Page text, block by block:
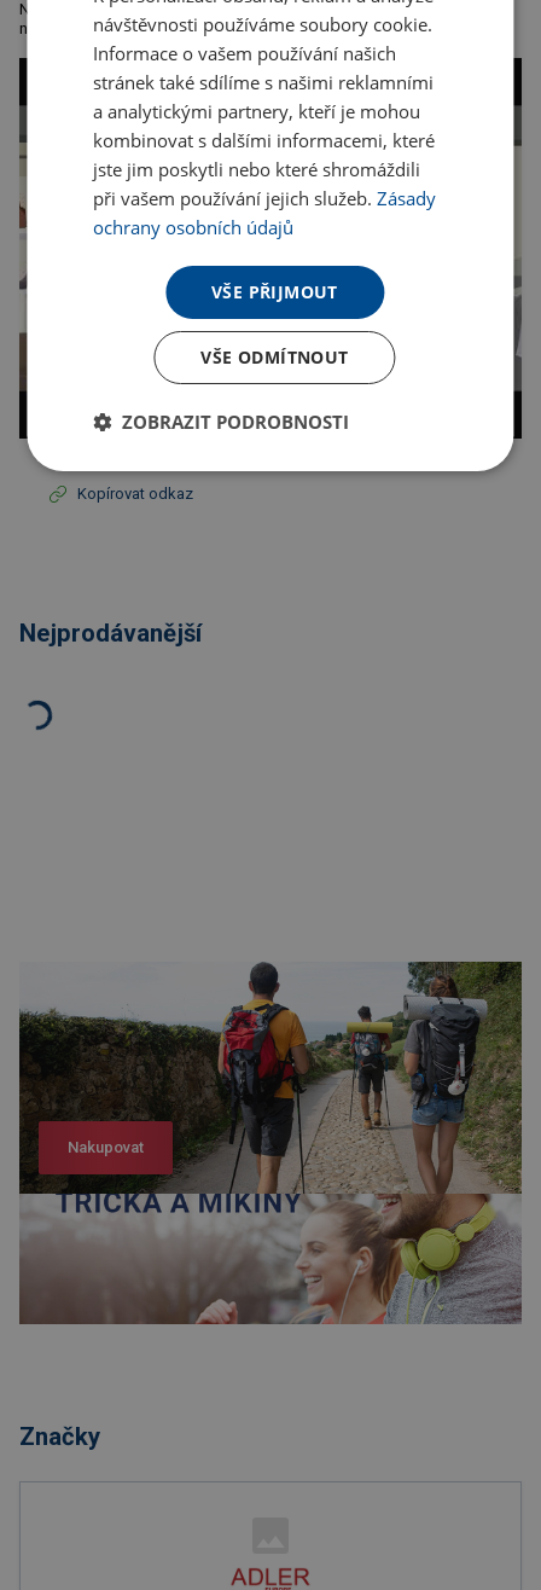
Neonový bezpečnostní ovinovací pás, pro zviditelnění se, umísťuje se
na rameno nebo tašku, odsouhlasený EN 13356, rozměr 34 x 3 cm
Kopírovat odkaz
Nejprodávanější
Nakupovat
Značky
návštěvnosti používáme soubory cookie.
Informace o vašem používání našich
stránek také sdílíme s našimi reklamními
a analytickými partnery, kteří je mohou
kombinovat s dalšími informacemi, které
jste jim poskytli nebo které shromáždili
při vašem používání jejich služeb.Zásady
ochrany osobních údajů
VŠE PŘIJMOUT
VŠE ODMÍTNOUT
ZOBRAZIT PODROBNOSTI